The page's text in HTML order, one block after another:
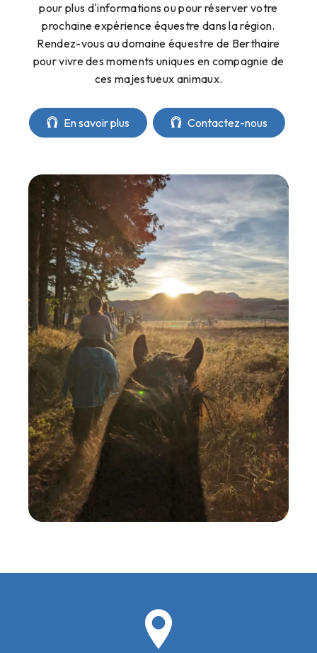
pour plus d'informations ou pour réserver votre
prochaine expérience équestre dans la région.
Rendez-vous au domaine équestre de Berthaire
pour vivre des moments uniques en compagnie de
ces majestueux animaux.
En savoir plus Contactez-nous